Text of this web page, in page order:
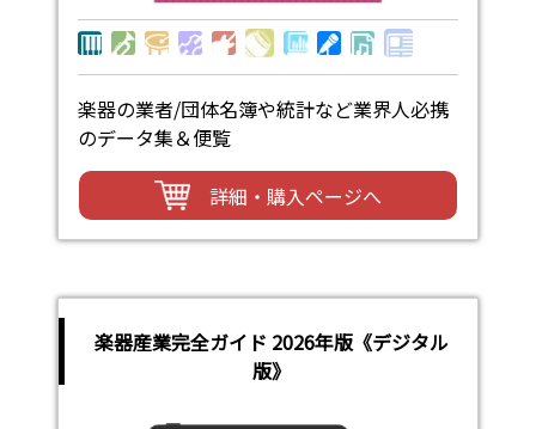
楽器の業者/団体名簿や統計など業界人必携
のデータ集＆便覧
詳細・購入ページへ
楽器産業完全ガイド 2026年版《デジタル
版》